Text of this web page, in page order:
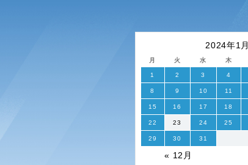
2024年1月
月 火 水 木
« 12月
1 2 3 4
8 9 10 11
15 16 17 18
22 23 24 25
29 30 31